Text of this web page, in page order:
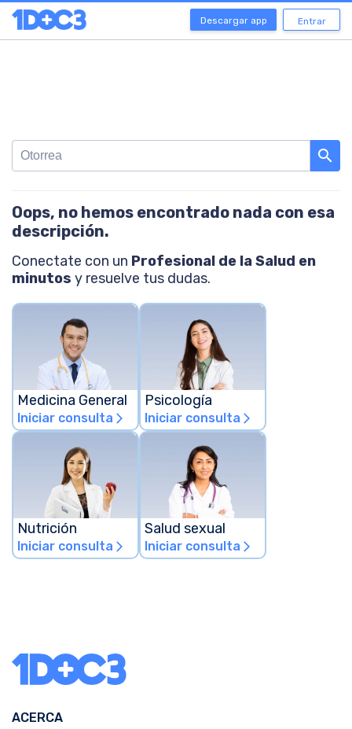
Descargar app Entrar
search
Oops, no hemos encontrado nada con esa
descripción.
Conectate con un Profesional de la Salud en
minutos y resuelve tus dudas.
Medicina General
Iniciar consulta arrow_forward_ios
Psicología
Iniciar consulta arrow_forward_ios
Nutrición
Iniciar consulta arrow_forward_ios
Salud sexual
Iniciar consulta arrow_forward_ios
ACERCA